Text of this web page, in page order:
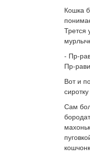
Кошка
Трется
- Пр-
Пр-
Вот и
Сам